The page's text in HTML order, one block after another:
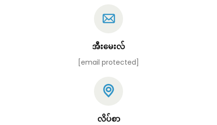
အီးမေးလ်
[email protected]
လိပ်စာ